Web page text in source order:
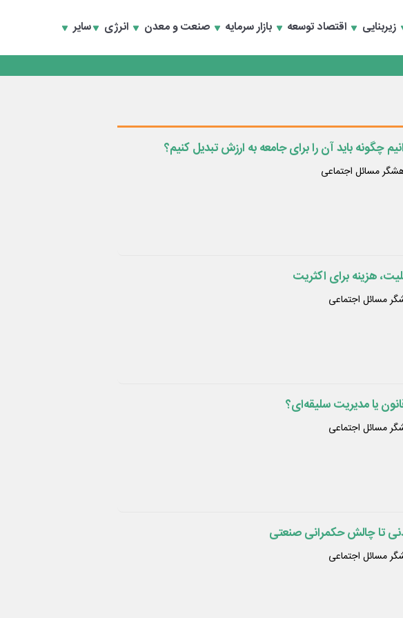
زیربنایی اقتصاد توسعه بازار سرمایه صنعت و معدن انرژی سایر
انرژی‌های نو و تجدیدپذیر با حضور استاندار اصفهان
چگونه باید آن را برای جامعه به ارزش تبدیل کنیم؟
مسائل اجتماعی
هزینه برای اکثریت
مسائل اجتماعی
یا مدیریت سلیقه‌ای؟
مسائل اجتماعی
تا چالش حکمرانی صنعتی
مسائل اجتماعی